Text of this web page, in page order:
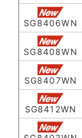
SG8406WN
SG8408WN
SG8407WN
SG8412WN